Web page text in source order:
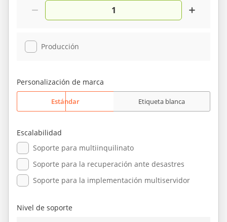
Producción
Personalización de marca
Estándar Etiqueta blanca
Escalabilidad
Soporte para multiinquilinato
Soporte para la recuperación ante desastres
Soporte para la implementación multiservidor
Nivel de soporte